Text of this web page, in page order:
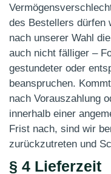
des Bestellers dürfen
nach unserer Wahl
auch nicht fälliger –
gestundeter oder
beanspruchen.
nach Vorauszahlung
innerhalb einer
Frist nach, sind wir
zurückzutreten und
§ 4 Lieferzeit